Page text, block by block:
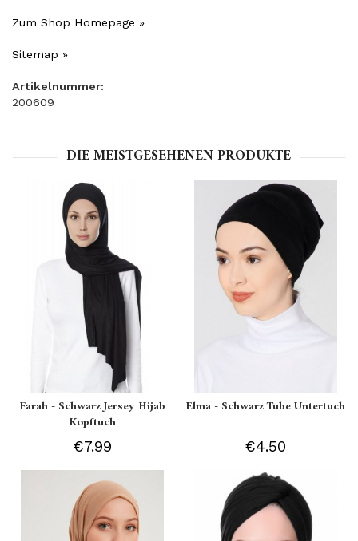
Zum Shop Homepage »
Sitemap »
Artikelnummer:
200609
DIE MEISTGESEHENEN PRODUKTE
Farah - Schwarz Jersey Hijab
Kopftuch
€7.99
Elma - Schwarz Tube Untertuch
€4.50